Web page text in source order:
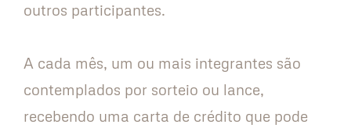
outros participantes.
A cada mês, um ou mais integrantes são
contemplados por sorteio ou lance,
recebendo uma carta de crédito que pode